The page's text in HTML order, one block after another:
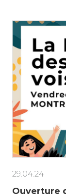
29.04.24
Ouverture